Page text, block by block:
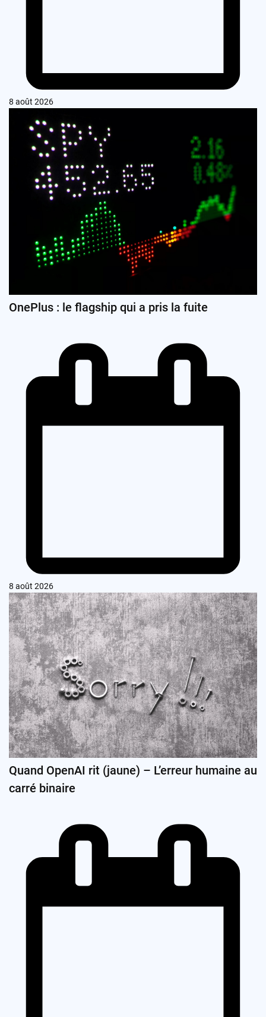
8 août 2026
OnePlus : le flagship qui a pris la fuite
8 août 2026
Quand OpenAI rit (jaune) – L’erreur humaine au
carré binaire